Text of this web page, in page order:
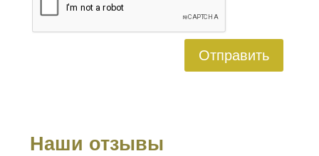
Отправить
Наши отзывы